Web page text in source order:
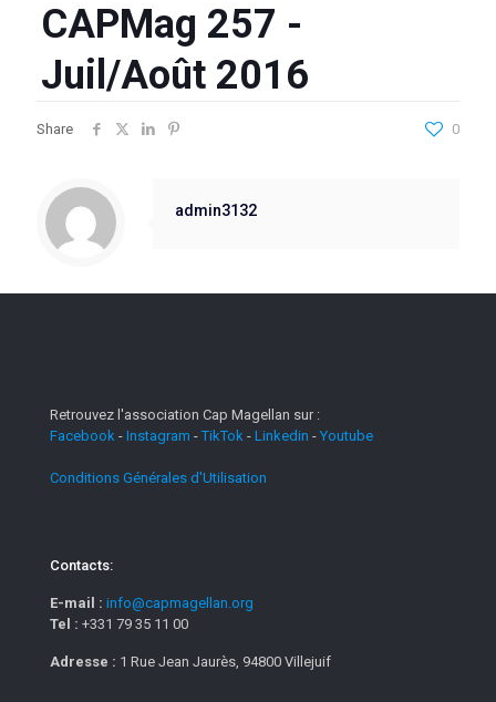
CAPMag 257 -
Juil/Août 2016
Share 0
admin3132
Retrouvez l'association Cap Magellan sur :
Facebook - Instagram -TikTok - Linkedin - Youtube
Conditions Générales d'Utilisation
Contacts:
E-mail : info@capmagellan.org
Tel : +331 79 35 11 00
Adresse : 1 Rue Jean Jaurès, 94800 Villejuif